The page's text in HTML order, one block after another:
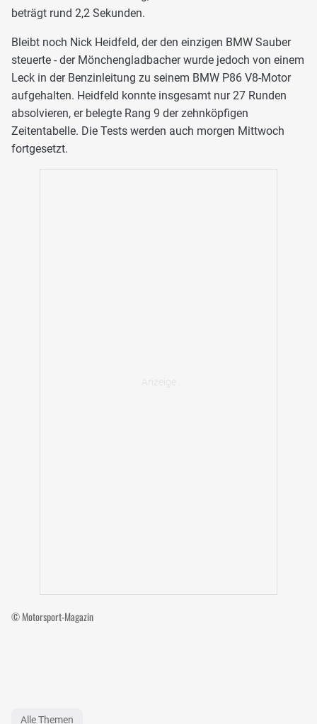
beträgt rund 2,2 Sekunden.
Bleibt noch Nick Heidfeld, der den einzigen BMW Sauber
steuerte - der Mönchengladbacher wurde jedoch von einem
Leck in der Benzinleitung zu seinem BMW P86 V8-Motor
aufgehalten. Heidfeld konnte insgesamt nur 27 Runden
absolvieren, er belegte Rang 9 der zehnköpfigen
Zeitentabelle. Die Tests werden auch morgen Mittwoch
fortgesetzt.
© Motorsport-Magazin
Alle Themen